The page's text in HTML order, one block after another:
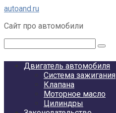
Перейти
контенту
autoand.ru
Сайт про автомобили
Двигатель автомобиля
Система зажигания
Клапана
Моторное масло
Цилиндры